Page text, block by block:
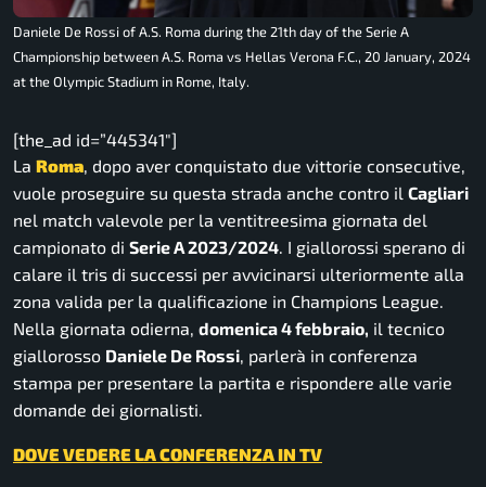
Daniele De Rossi of A.S. Roma during the 21th day of the Serie A
Championship between A.S. Roma vs Hellas Verona F.C., 20 January, 2024
at the Olympic Stadium in Rome, Italy.
[the_ad id=”445341″]
La Roma, dopo aver conquistato due vittorie consecutive,
vuole proseguire su questa strada anche contro il Cagliari
nel match valevole per la ventitreesima giornata del
campionato di Serie A 2023/2024. I giallorossi sperano di
calare il tris di successi per avvicinarsi ulteriormente alla
zona valida per la qualificazione in Champions League.
Nella giornata odierna, domenica 4 febbraio, il tecnico
giallorosso Daniele De Rossi, parlerà in conferenza
stampa per presentare la partita e rispondere alle varie
domande dei giornalisti.
DOVE VEDERE LA CONFERENZA IN TV